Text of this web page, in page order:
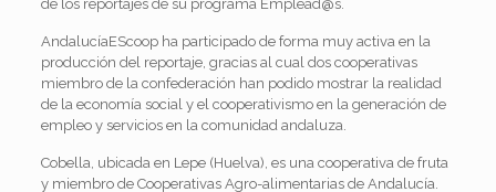
de los reportajes de su programa Emplead@s.
AndalucíaEScoop ha participado de forma muy activa en la
producción del reportaje, gracias al cual dos cooperativas
miembro de la confederación han podido mostrar la realidad
de la economía social y el cooperativismo en la generación de
empleo y servicios en la comunidad andaluza.
Cobella, ubicada en Lepe (Huelva), es una cooperativa de fruta
y miembro de Cooperativas Agro-alimentarias de Andalucía.